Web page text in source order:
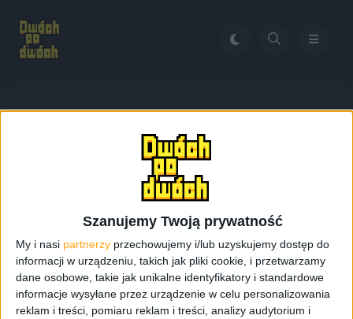
Szanujemy Twoją prywatność
My i nasi partnerzy przechowujemy i/lub uzyskujemy dostęp do
informacji w urządzeniu, takich jak pliki cookie, i przetwarzamy
dane osobowe, takie jak unikalne identyfikatory i standardowe
informacje wysyłane przez urządzenie w celu personalizowania
reklam i treści, pomiaru reklam i treści, analizy audytorium i
Samsung Galaxy Grand Neo oficjalnie
Samsung Galaxy Grand
Neo oficjalnie